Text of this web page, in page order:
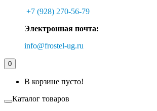
+7 (928) 270-56-79
Электронная почта:
info@frostel-ug.ru
0
В корзине пусто!
Каталог товаров